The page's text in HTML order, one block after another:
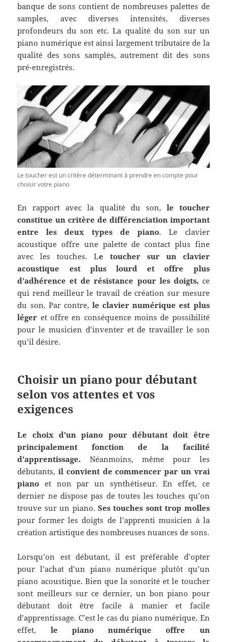
banque de sons contient de nombreuses palettes de
samples, avec diverses intensités, diverses
profondeurs du son etc. La qualité du son sur un
piano numérique est ainsi largement tributaire de la
qualité des sons samplés, autrement dit des sons
pré-enregistrés.
Le toucher est un critère déterminant à prendre en compte pour
choisir votre piano
En rapport avec la qualité du son, le toucher
constitue un critère de différenciation important
entre les deux types de piano. Le clavier
acoustique offre une palette de contact plus fine
avec les touches. Le toucher sur un clavier
acoustique est plus lourd et offre plus
d’adhérence et de résistance pour les doigts,ce
qui rend meilleur le travail de création sur mesure
du son. Par contre, le clavier numérique est plus
léger et offre en conséquence moins de possibilité
pour le musicien d’inventer et de travailler le son
qu’il désire.
Choisir un piano pour débutant
selon vos attentes et vos
exigences
Le choix d’un piano pour débutant doit être
principalement fonction de la facilité
d’apprentissage. Néanmoins, même pour les
débutants,il convient de commencer par un vrai
piano et non par un synthétiseur. En effet, ce
dernier ne dispose pas de toutes les touches qu’on
trouve sur un piano. Ses touches sont trop molles
pour former les doigts de l’apprenti musicien à la
création artistique des nombreuses nuances de sons.
Lorsqu’on est débutant, il est préférable d’opter
pour l’achat d’un piano numérique plutôt qu’un
piano acoustique. Bien que la sonorité et le toucher
sont meilleurs sur ce dernier, un bon piano pour
débutant doit être facile à manier et facile
d’apprentissage. C’est le cas du piano numérique. En
effet, le piano numérique offre un